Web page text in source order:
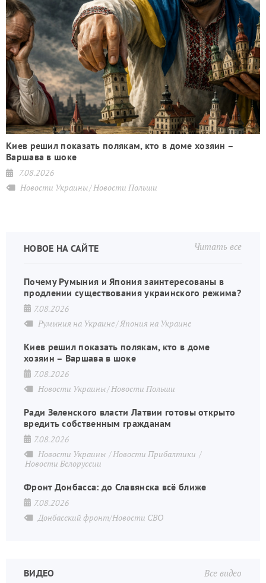
Киев решил показать полякам, кто в доме хозяин –
Варшава в шоке
7.08.2026
Новости Украины Новости Польши
Читать все
НОВОЕ НА САЙТЕ
Почему Румыния и Япония заинтересованы в
продлении существования украинского режима?
7.08.2026
Румыния на Украине Япония на Украине
Киев решил показать полякам, кто в доме
хозяин – Варшава в шоке
7.08.2026
Новости Украины Новости Польши
Ради Зеленского власти Латвии готовы открыто
вредить собственным гражданам
7.08.2026
Новости Украины
Новости Прибалтики
Новости Белоруссии
Фронт Донбасса: до Славянска всё ближе
7.08.2026
Донбасский фронт/Новости СВО
Все видео
ВИДЕО